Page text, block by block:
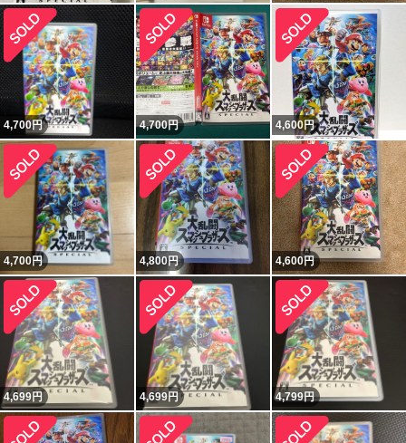
4,700円 4,700円 4,600円
4,700円 4,800円 4,600円
4,699円 4,699円 4,799円